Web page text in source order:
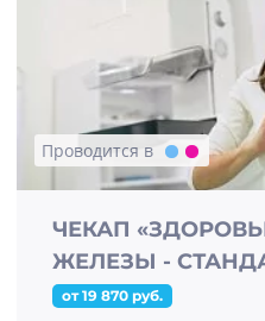
Проводится в
ЧЕКАП
ЖЕЛЕЗЫ -
от 19 870 руб.